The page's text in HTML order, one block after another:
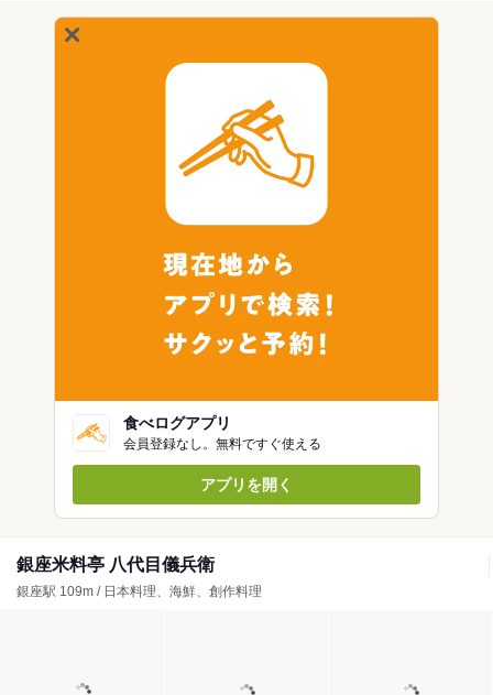
食べログアプリ
会員登録なし。無料ですぐ使える
アプリを開く
銀座米料亭 八代目儀兵衛
銀座駅 109m / 日本料理、海鮮、創作料理